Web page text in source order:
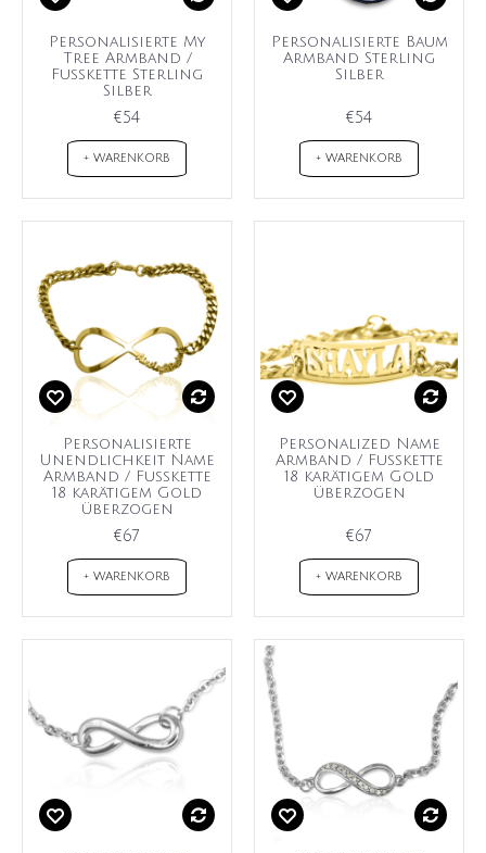
Personalisierte My
Tree Armband /
Fußkette Sterling
Silber
€54
+ WARENKORB
Personalisierte Baum
Armband Sterling
Silber
€54
+ WARENKORB
Personalisierte
Unendlichkeit Name
Armband / Fußkette
18 karätigem Gold
überzogen
€67
+ WARENKORB
Personalized Name
Armband / Fußkette
18 karätigem Gold
überzogen
€67
+ WARENKORB